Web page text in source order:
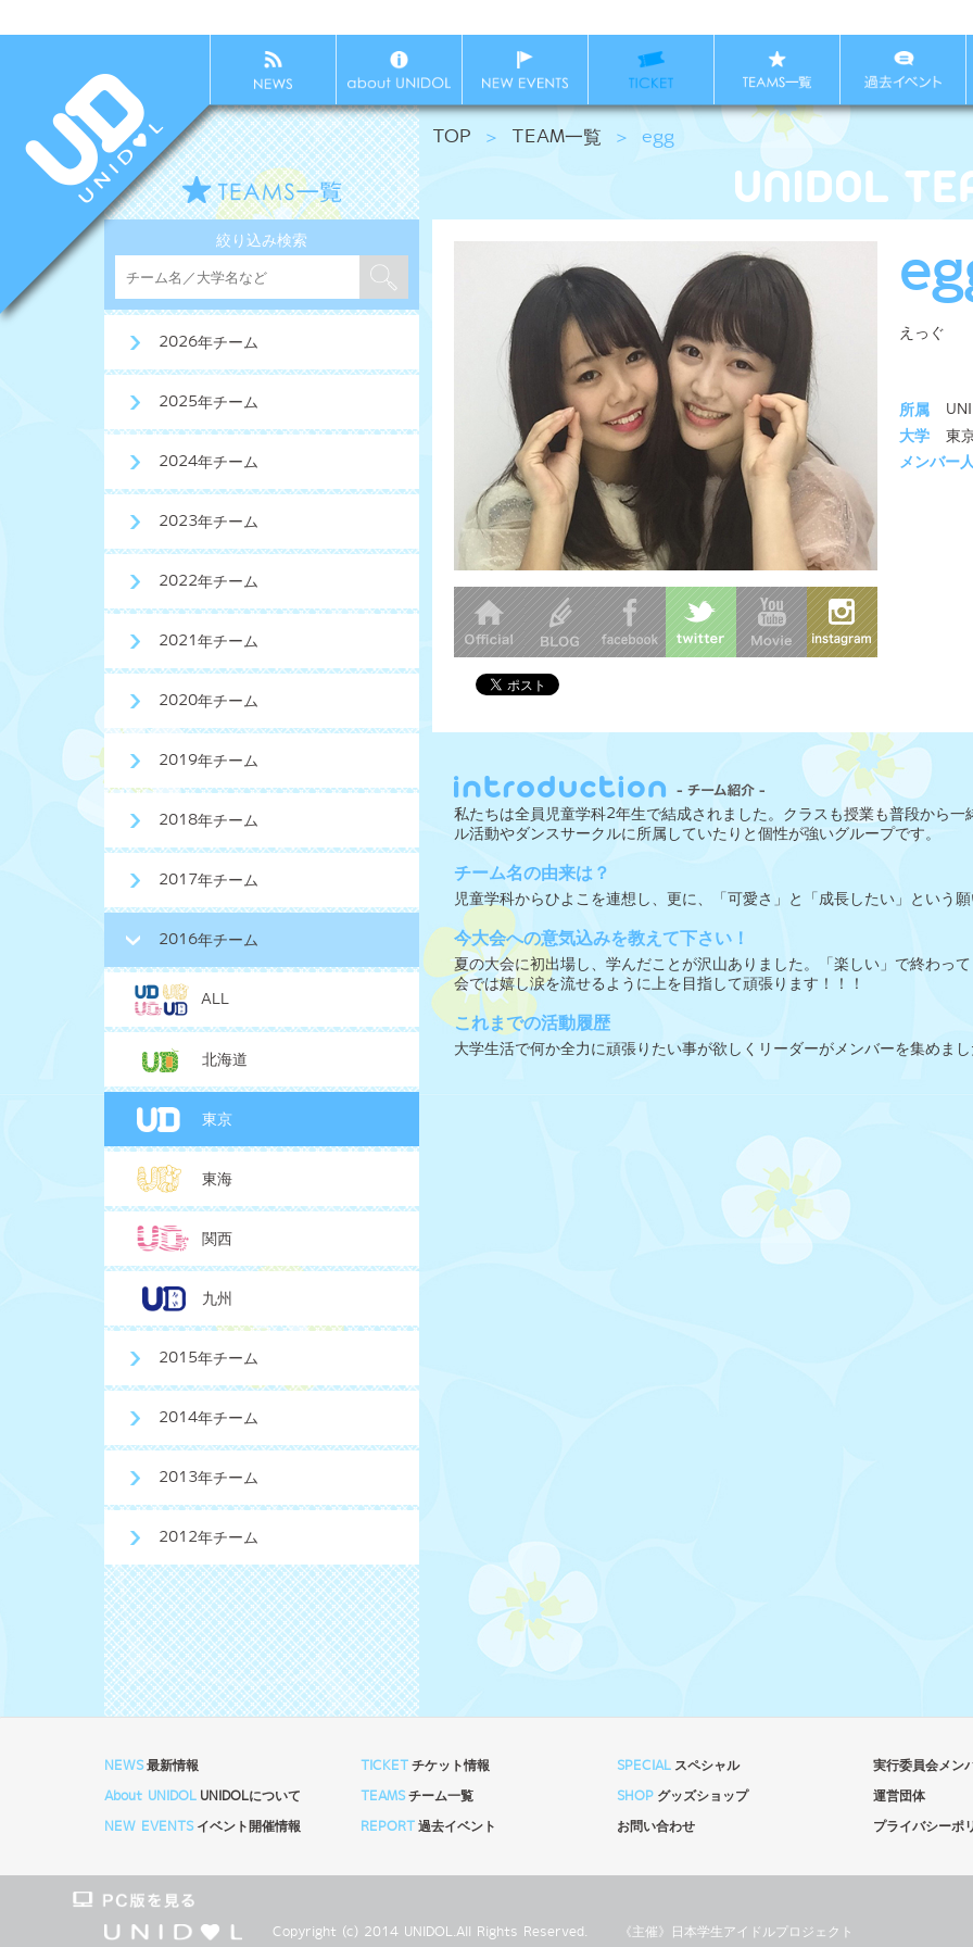
絞り込み検索
2026年チーム
2025年チーム
2024年チーム
2023年チーム
2022年チーム
2021年チーム
2020年チーム
2019年チーム
2018年チーム
2017年チーム
2016年チーム
ALL
北海道
東京
東海
関西
九州
2015年チーム
2014年チーム
2013年チーム
2012年チーム
TOP ＞ TEAM一覧 ＞ egg
えっぐ
所属
大学
東
メンバー
私たちは全員児童学科2年生で結成されました。クラスも授業も普段から
ル活動やダンスサークルに所属していたりと個性が強いグループです。
チーム名の由来は？
児童学科からひよこを連想し、更に、「可愛さ」と「成長したい」という
今大会への意気込みを教えて下さい！
夏の大会に初出場し、学んだことが沢山ありました。「楽しい」で終わっ
会では嬉し涙を流せるように上を目指して頑張ります！！！
これまでの活動履歴
大学生活で何か全力に頑張りたい事が欲しくリーダーがメンバーを集めま
NEWS 最新情報
About UNIDOL UNIDOLについて
NEW EVENTS イベント開催情報
TICKET チケット情報
TEAMS チーム一覧
REPORT 過去イベント
SPECIAL スペシャル
SHOP グッズショップ
お問い合わせ
実行委員会メン
運営団体
プライバシーポ
Copyright (c) 2014 UNIDOL.All Rights Reserved. 《主催》⽇本学⽣アイドルプロジェクト